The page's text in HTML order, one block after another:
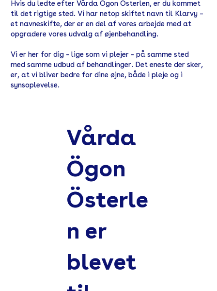
Hvis du ledte efter Vårda Ögon Österlen, er du kommet
til det rigtige sted. Vi har netop skiftet navn til Klarvy –
et navneskifte, der er en del af vores arbejde med at
opgradere vores udvalg af øjenbehandling.
Vi er her for dig - lige som vi plejer - på samme sted
med samme udbud af behandlinger. Det eneste der sker,
er, at vi bliver bedre for dine øjne, både i pleje og i
synsoplevelse.
Vårda
Ögon
Österle
n er
blevet